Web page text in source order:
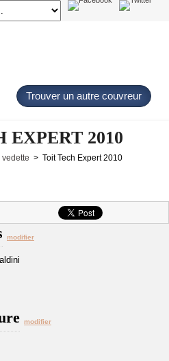
Trouver un autre couvreur
EXPERT 2010
> Toit Tech Expert 2010
modifier
modifier